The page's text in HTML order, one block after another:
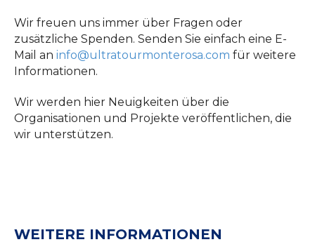
Wir freuen uns immer über Fragen oder
zusätzliche Spenden. Senden Sie einfach eine E-
Mail an info@ultratourmonterosa.com für weitere
Informationen.
Wir werden hier Neuigkeiten über die
Organisationen und Projekte veröffentlichen, die
wir unterstützen.
WEITERE INFORMATIONEN